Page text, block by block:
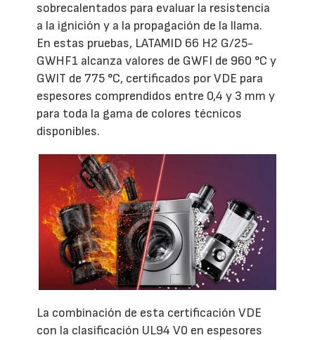
sobrecalentados para evaluar la resistencia
a la ignición y a la propagación de la llama.
En estas pruebas, LATAMID 66 H2 G/25-
GWHF1 alcanza valores de GWFI de 960 °C y
GWIT de 775 °C, certificados por VDE para
espesores comprendidos entre 0,4 y 3 mm y
para toda la gama de colores técnicos
disponibles.
La combinación de esta certificación VDE
con la clasificación UL94 V0 en espesores